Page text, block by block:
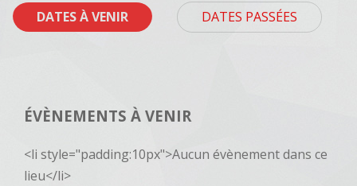
DATES À VENIR DATES PASSÉES
ÉVÈNEMENTS À VENIR
<li style="padding:10px">Aucun évènement dans ce
lieu</li>